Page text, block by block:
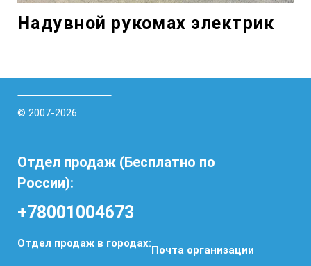
Надувной рукомах электрик
© 2007-2026
Отдел продаж (Бесплатно по
России):
+78001004673
Отдел продаж в городах:
Почта организации